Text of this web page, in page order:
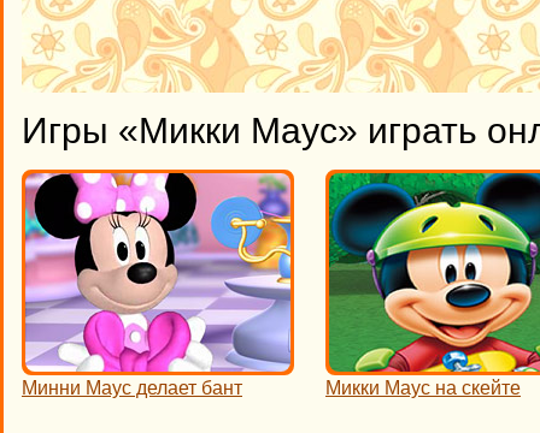
Игры «Микки Маус» играть
Минни Маус делает бант Микки Маус на скейте